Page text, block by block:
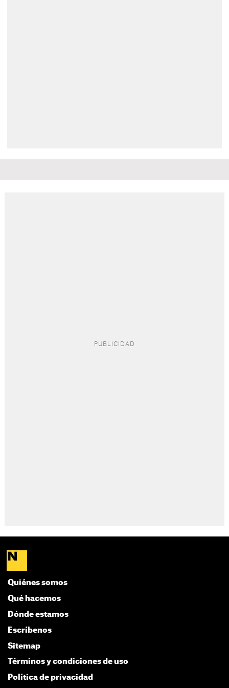
Quiénes somos
Qué hacemos
Dónde estamos
Escríbenos
Sitemap
Términos y condiciones de uso
Política de privacidad